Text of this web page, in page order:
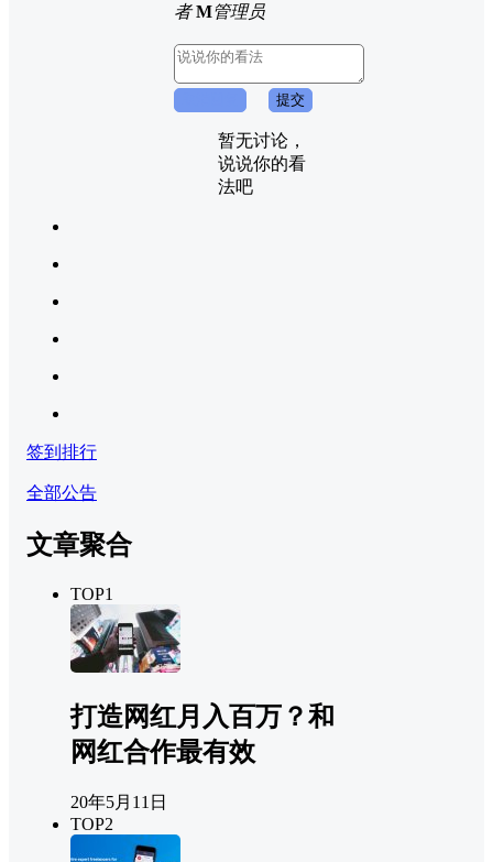
者 M管理员
提交
暂无讨论，
说说你的看
法吧
签到排行
全部公告
文章聚合
TOP1
打造网红月入百万？和
网红合作最有效
20年5月11日
TOP2